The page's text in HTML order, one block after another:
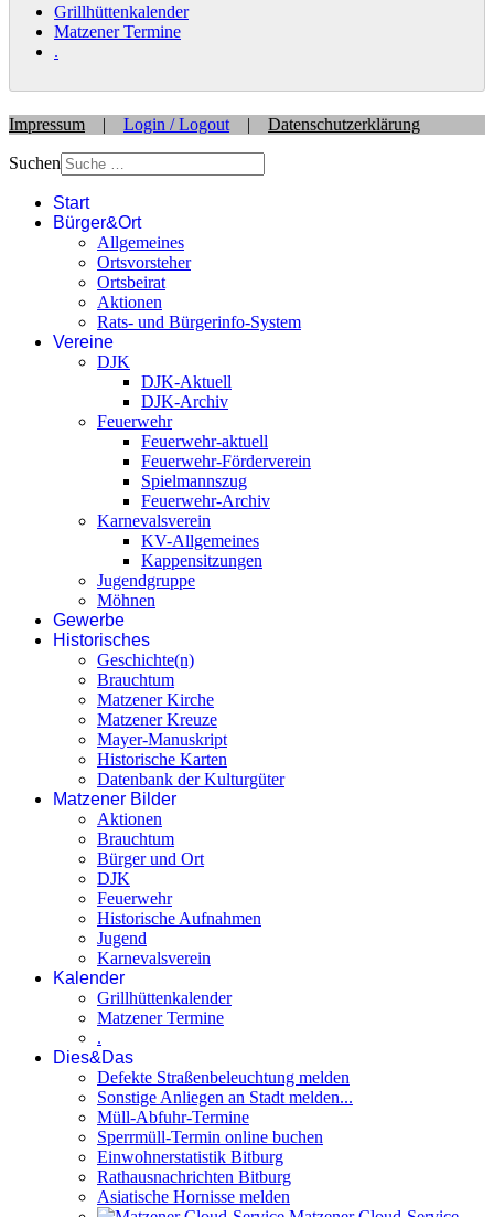
Grillhüttenkalender
Matzener Termine
.
Impressum | Login / Logout | Datenschutzerklärung
Suchen
Start
Bürger&Ort
Allgemeines
Ortsvorsteher
Ortsbeirat
Aktionen
Rats- und Bürgerinfo-System
Vereine
DJK
DJK-Aktuell
DJK-Archiv
Feuerwehr
Feuerwehr-aktuell
Feuerwehr-Förderverein
Spielmannszug
Feuerwehr-Archiv
Karnevalsverein
KV-Allgemeines
Kappensitzungen
Jugendgruppe
Möhnen
Gewerbe
Historisches
Geschichte(n)
Brauchtum
Matzener Kirche
Matzener Kreuze
Mayer-Manuskript
Historische Karten
Datenbank der Kulturgüter
Matzener Bilder
Aktionen
Brauchtum
Bürger und Ort
DJK
Feuerwehr
Historische Aufnahmen
Jugend
Karnevalsverein
Kalender
Grillhüttenkalender
Matzener Termine
.
Dies&Das
Defekte Straßenbeleuchtung melden
Sonstige Anliegen an Stadt melden...
Müll-Abfuhr-Termine
Sperrmüll-Termin online buchen
Einwohnerstatistik Bitburg
Rathausnachrichten Bitburg
Asiatische Hornisse melden